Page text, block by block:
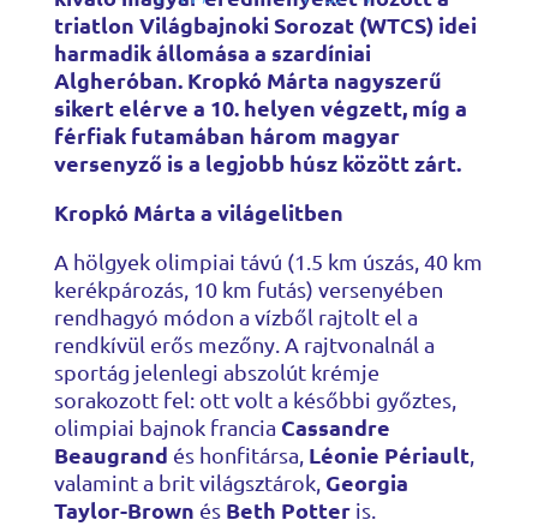
triatlon Világbajnoki Sorozat (WTCS) idei
harmadik állomása a szardíniai
Algheróban. Kropkó Márta nagyszerű
sikert elérve a 10. helyen végzett, míg a
férfiak futamában három magyar
versenyző is a legjobb húsz között zárt.
Kropkó Márta a világelitben
A hölgyek olimpiai távú (1.5 km úszás, 40 km
kerékpározás, 10 km futás) versenyében
rendhagyó módon a vízből rajtolt el a
rendkívül erős mezőny. A rajtvonalnál a
sportág jelenlegi abszolút krémje
sorakozott fel: ott volt a későbbi győztes,
olimpiai bajnok francia Cassandre
Beaugrand és honfitársa, Léonie Périault
valamint a brit világsztárok, Georgia
Taylor-Brown és Beth Potteris.